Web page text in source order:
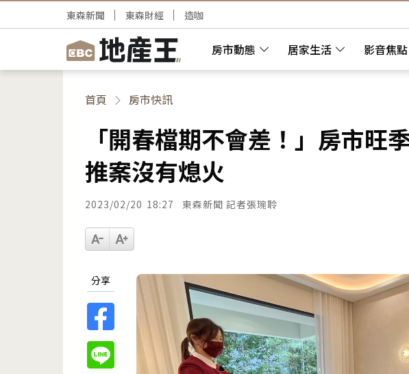
房市動態 居家生活 影音焦點
東森新聞 東森財經 造咖
首頁 房市快訊
「開春檔期不會差！」房市旺
推案沒有熄火
2023/02/20 18:27 東森新聞 記者張琬聆
分享